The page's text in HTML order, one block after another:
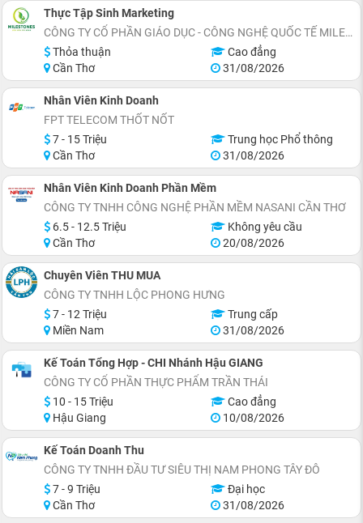
Thực Tập Sinh Marketing
CÔNG TY CỔ PHẦN GIÁO DỤC - CÔNG NGHỆ QUỐC TẾ MILESTONES
Thỏa thuận
Cao đẳng
Cần Thơ
31/08/2026
Nhân Viên Kinh Doanh
FPT TELECOM THỐT NỐT
7 - 15 Triệu
Trung học Phổ thông
Cần Thơ
31/08/2026
Nhân Viên Kinh Doanh Phần Mềm
CÔNG TY TNHH CÔNG NGHỆ PHẦN MỀM NASANI CẦN THƠ
6.5 - 12.5 Triệu
Không yêu cầu
Cần Thơ
20/08/2026
Chuyên Viên THU MUA
CÔNG TY TNHH LỘC PHONG HƯNG
7 - 12 Triệu
Trung cấp
Miền Nam
31/08/2026
Kế Toán Tổng Hợp - CHI Nhánh Hậu GIANG
CÔNG TY CỔ PHẦN THỰC PHẨM TRẦN THÁI
10 - 15 Triệu
Cao đẳng
Hậu Giang
10/08/2026
Kế Toán Doanh Thu
CÔNG TY TNHH ĐẦU TƯ SIÊU THỊ NAM PHONG TÂY ĐÔ
7 - 9 Triệu
Đại học
Cần Thơ
31/08/2026